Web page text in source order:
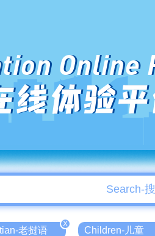
Online
线体验
老挝语
X
Children-儿童